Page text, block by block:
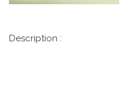
Description :